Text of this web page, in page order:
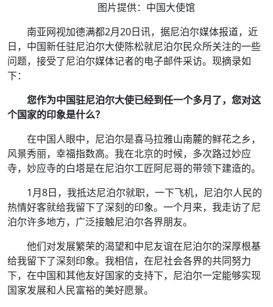
图片提供：中国大使馆
南亚网视加德满都2月20日讯，据尼泊尔媒体报道，近
日，中国新任驻尼泊尔大使陈松就尼泊尔民众所关注的一些
问题，接受了尼泊尔媒体记者的电子邮件采访。现摘录如
下：
您作为中国驻尼泊尔大使已经到任一个多月了，您对这
个国家的印象是什么？
在中国人眼中，尼泊尔是喜马拉雅山南麓的鲜花之乡，
风景秀丽，幸福指数高。我在北京的时候，多次路过妙应
寺，妙应寺的白塔是在尼泊尔工匠阿尼哥的带领下建造的。
1月8日，我抵达尼泊尔就职，一下飞机，尼泊尔人民的
热情好客就给我留下了深刻的印象。一个月来，我走访了尼
泊尔许多地方，广泛接触尼泊尔各界朋友。
他们对发展繁荣的渴望和中尼友谊在尼泊尔的深厚根基
给我留下了深刻印象。我相信，在尼社会各界的共同努力
下，在中国和其他友好国家的支持下，尼泊尔一定能够实现
国家发展和人民富裕的美好愿景。